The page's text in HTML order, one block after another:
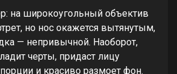
на широкоугольный объектив
но нос окажется вытянутым,
— непривычной. Наоборот,
черты, придаст лицу
и красиво размоет фон.